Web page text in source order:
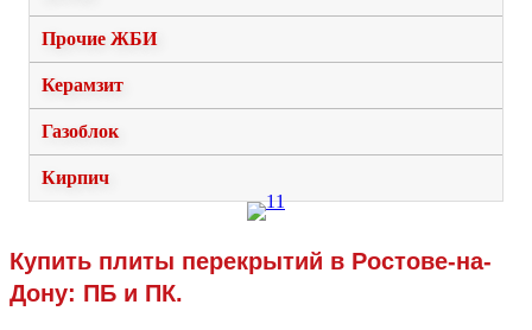
Прочие ЖБИ
Керамзит
Газоблок
Кирпич
Купить плиты перекрытий в Ростове-на-
Дону: ПБ и ПК.